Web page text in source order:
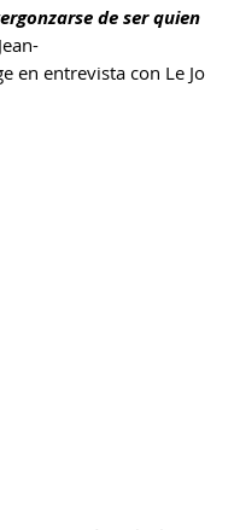
de ser quien
en entrevista con Le Jo